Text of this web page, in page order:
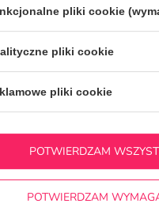
pomocy? Masz
a my odpowiemy
najciekawsze pytania i
publikując dla innych.
pliki cookie
pliki cookie
pliki cookie
POTWIERDZAM
POTWIERDZAM